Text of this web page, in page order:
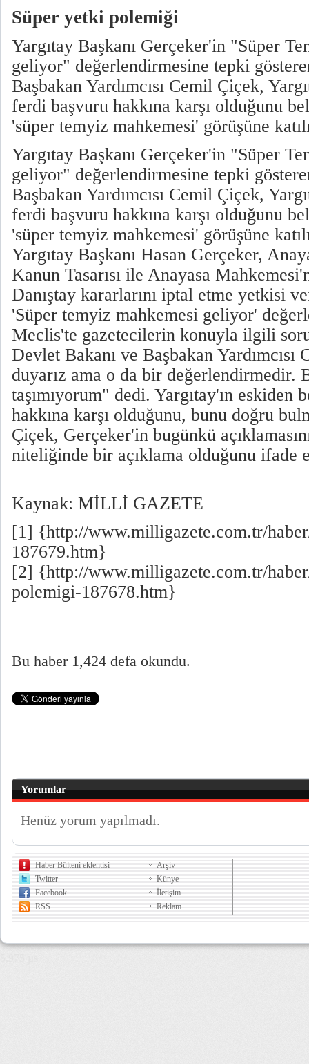
Süper yetki polemiği
Yargıtay Başkanı Gerçeker'in "Süper
geliyor" değerlendirmesine tepki
Başbakan Yardımcısı Cemil Çiçek,
ferdi başvuru hakkına karşı olduğunu
'süper temyiz mahkemesi' görüşüne
Yargıtay Başkanı Gerçeker'in "Süper
geliyor" değerlendirmesine tepki
Başbakan Yardımcısı Cemil Çiçek,
ferdi başvuru hakkına karşı olduğunu
'süper temyiz mahkemesi' görüşüne
Yargıtay Başkanı Hasan Gerçeker,
Kanun Tasarısı ile Anayasa
Danıştay kararlarını iptal etme yetkisi
'Süper temyiz mahkemesi geliyor'
Meclis'te gazetecilerin konuyla ilgili
Devlet Bakanı ve Başbakan Yardımcısı
duyarız ama o da bir değerlendirmedir.
taşımıyorum" dedi. Yargıtay'ın eskiden
hakkına karşı olduğunu, bunu doğru
Çiçek, Gerçeker'in bugünkü
niteliğinde bir açıklama olduğunu ifade
Kaynak: MİLLİ GAZETE
[1] {http://www.milligazete.com.tr/
187679.htm}
[2] {http://www.milligazete.com.tr/
polemigi-187678.htm}
Bu haber 1,424 defa okundu.
Yorumlar
Henüz yorum yapılmadı.
Haber Bülteni eklentisi
Twitter
Facebook
RSS
Arşiv
Künye
İletişim
Reklam